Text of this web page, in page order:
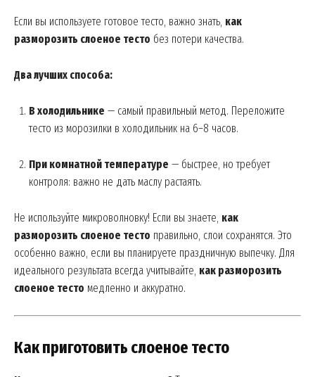
Если вы используете готовое тесто, важно знать, как
разморозить слоеное тесто без потери качества.
Два лучших способа:
В холодильнике — самый правильный метод. Переложите
тесто из морозилки в холодильник на 6–8 часов.
При комнатной температуре — быстрее, но требует
контроля: важно не дать маслу растаять.
Не используйте микроволновку! Если вы знаете, как
разморозить слоеное тесто правильно, слои сохранятся. Это
особенно важно, если вы планируете праздничную выпечку. Для
идеального результата всегда учитывайте, как разморозить
слоеное тесто медленно и аккуратно.
Как приготовить слоеное тесто